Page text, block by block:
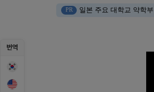
번역
PR 일본 주요 대학교 약학